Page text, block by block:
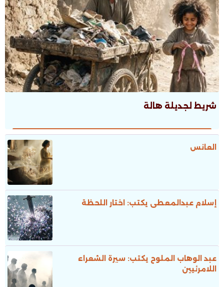
شريط لجديلة هالة
العانس
إسلام عبدالمعطى يكتب: اختار اللحظة
عبد الوهاب الملوح يكتب: سيرة الشعراء
اللامرئيين